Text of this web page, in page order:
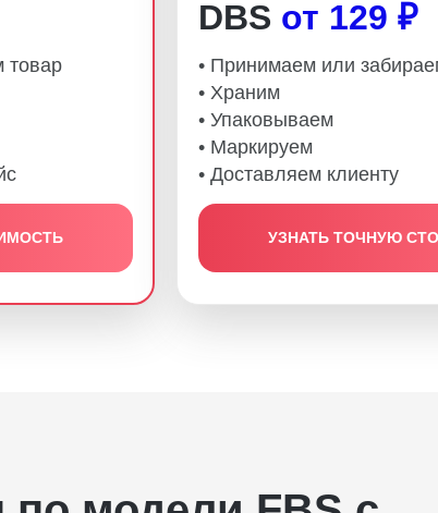
товар
DBS от 129 ₽
• Принимаем или
• Храним
• Упаковываем
• Маркируем
• Доставляем клиенту
УЗНАТЬ ТОЧНУЮ